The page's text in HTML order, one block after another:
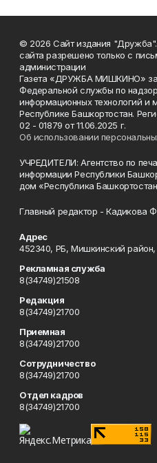
© 2026 Сайт издания
сайта разрешено только с
администрации
Газета «ДРУЖБА МИШКИНО»
Федеральной службы по
информационных технологий и
Республике Башкортостан.
02 - 01879 от 11.06.2025 г.
Об использовании
УЧРЕДИТЕЛИ: Агентство по
информации Республики
дом «Республика
Главный редактор - Кадикова
Адрес
452340, РБ, Мишкинский
Рекламная служба
8(34749)21508
Редакция
8(34749)21700
Приемная
8(34749)21700
Сотрудничество
8(34749)21700
Отдел кадров
8(34749)21700